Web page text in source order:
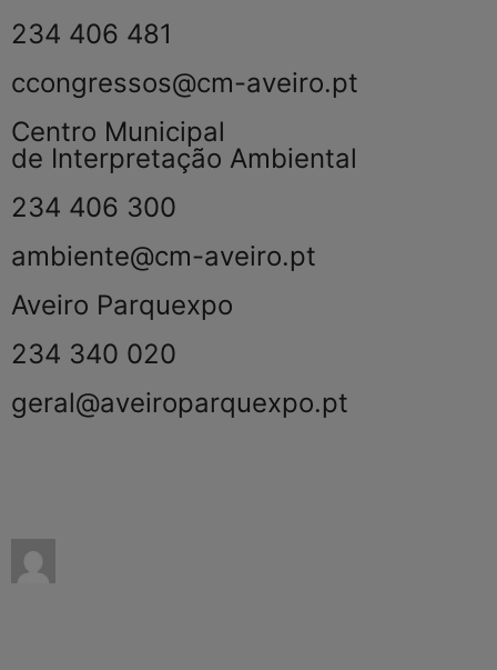
234 406 481
ccongressos@cm-aveiro.pt
Centro Municipal
de Interpretação Ambiental
234 406 300
ambiente@cm-aveiro.pt
Aveiro Parquexpo
234 340 020
geral@aveiroparquexpo.pt